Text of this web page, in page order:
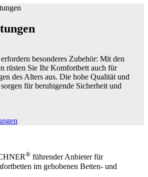
besonderes Zubehör: Mit den
rüsten Sie Ihr Komfortbett auch für
des Alters aus. Die hohe Qualität und
für beruhigende Sicherheit und
® führender Anbieter für
im gehobenen Betten- und